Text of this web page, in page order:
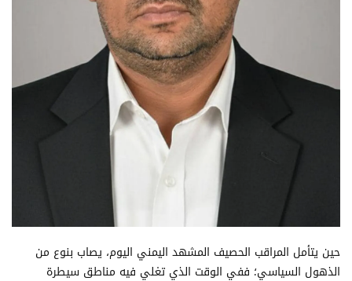
حين يتأمل المراقب الحصيف المشهد اليمني اليوم، يصاب بنوع من
الذهول السياسي؛ ففي الوقت الذي تغلي فيه مناطق سيطرة